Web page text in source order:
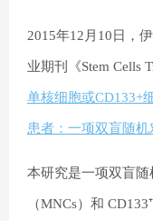
2015年12月10日，
业期刊《Stem Cells
单核细胞或CD133+
患者：一项双盲随机
本研究是一项双盲
（MNCs）和